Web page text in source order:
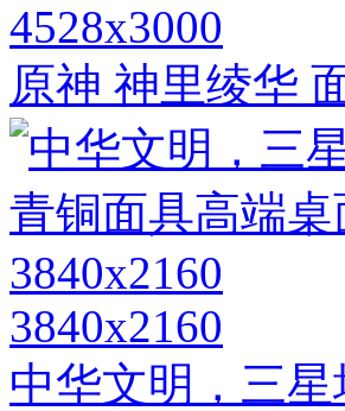
4528x3000
原神 神里绫华
3840x2160
中华文明，三